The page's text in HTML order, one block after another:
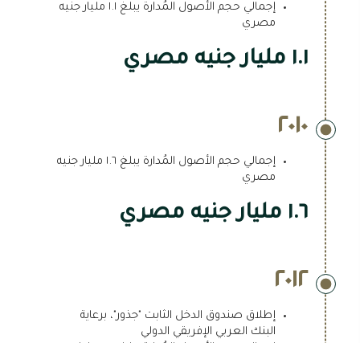
إجمالي حجم الأصول المُدارة يبلغ ١.١ مليار جنيه
مصري
١.١ مليار جنيه مصري
٢٠١٠
إجمالي حجم الأصول المُدارة يبلغ ١.٦ مليار جنيه
مصري
١.٦ مليار جنيه مصري
٢٠١٢
إطلاق صندوق الدخل الثابت "جذور"، برعاية
البنك العربي الإفريقي الدولي